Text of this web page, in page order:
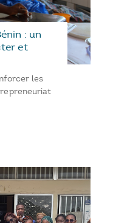
: un
et
les